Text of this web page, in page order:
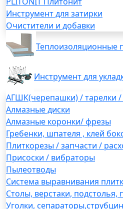
Инструмент для затирки
Очистители и добавки
Теплоизоляционные
Инструмент для
АГШК(черепашки) / тарелки
Алмазные диски
Алмазные коронки/ фрезы
Гребенки, шпателя , клей
Плиткорезы / запчасти /
Присоски / вибраторы
Пылеотводы
Система выравнивания
Столы, верстаки, подстолья,
Уголки,